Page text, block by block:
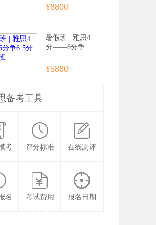
¥8800
暑假班 | 雅思4
分——6分争6.
¥5880
备考工具
考 评分标准 在线测评
名 考试费用 报名日期